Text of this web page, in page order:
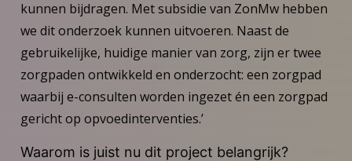
kunnen bijdragen. Met subsidie van ZonMw hebben
we dit onderzoek kunnen uitvoeren. Naast de
gebruikelijke, huidige manier van zorg, zijn er twee
zorgpaden ontwikkeld en onderzocht: een zorgpad
waarbij e-consulten worden ingezet én een zorgpad
gericht op opvoedinterventies.’
Waarom is juist nu dit project belangrijk?